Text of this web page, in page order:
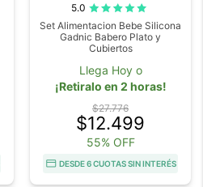
5.0
Set Alimentacion Bebe Silicona
Gadnic Babero Plato y
Cubiertos
Llega Hoy o
¡Retiralo en 2 horas!
$27.776
$12.499
55% OFF
DESDE 6 CUOTAS SIN INTERÉS